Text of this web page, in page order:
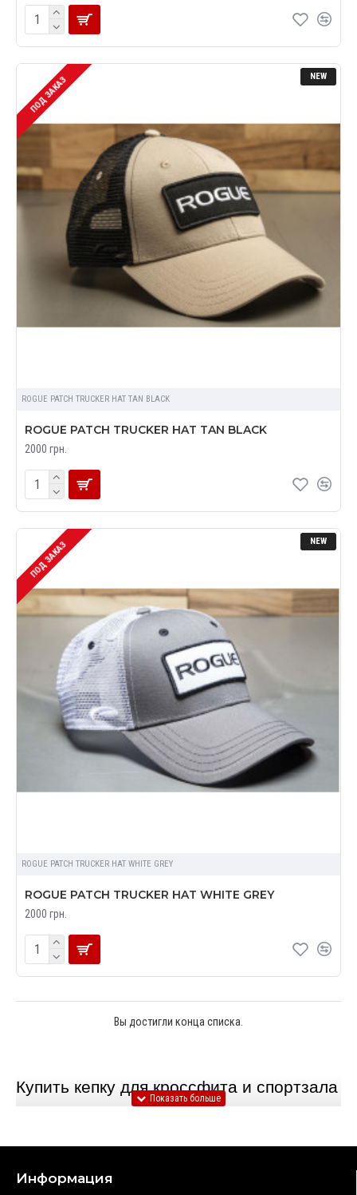
NEW
ПОД ЗАКАЗ
ROGUE PATCH TRUCKER HAT TAN BLACK
ROGUE PATCH TRUCKER HAT TAN BLACK
2000 грн.
NEW
ПОД ЗАКАЗ
ROGUE PATCH TRUCKER HAT WHITE GREY
ROGUE PATCH TRUCKER HAT WHITE GREY
2000 грн.
Вы достигли конца списка.
Купить кепку для кроссфита и спортзала
магазин Rogue Style
Интернет-магазин Rogue Style предлагает купить кепки
Информация